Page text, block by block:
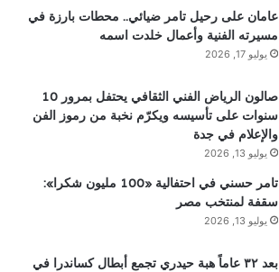
عامان على رحيل تامر ضيائي.. محطات بارزة في
مسيرته الفنية وأعمال خلدت اسمه
يوليو 17, 2026
صالون الرياض الفني الثقافي يحتفل بمرور 10
سنوات على تأسيسه ويكرّم نخبة من رموز الفن
والإعلام في جدة
يوليو 13, 2026
تامر حسني في احتفالية «100 مليون شكرا»:
سقفة لمنتخب مصر
يوليو 13, 2026
بعد ٣٢ عاماً هبة حيدري تجمع أبطال كساندرا في